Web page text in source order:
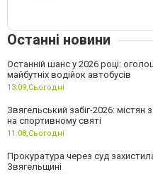
Останні новини
Останній шанс у 2026 році:
майбутніх водійок автобусів
13:09,Сьогодні
Звягельський забіг-2026:
на спортивному святі
11:08,Сьогодні
Прокуратура через суд
Звягельщині